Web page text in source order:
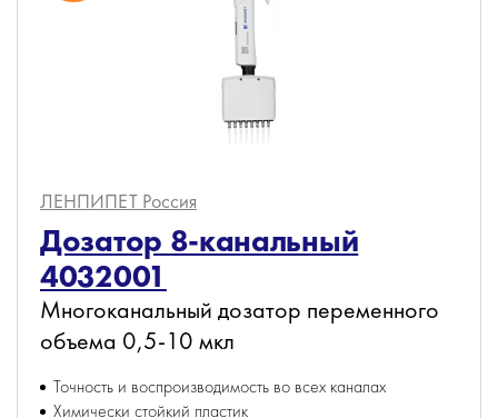
ЛЕНПИПЕТ Россия
Дозатор 8-канальный
4032001
Многоканальный дозатор переменного
объема 0,5-10 мкл
Точность и воспроизводимость во всех каналах
Химически стойкий пластик